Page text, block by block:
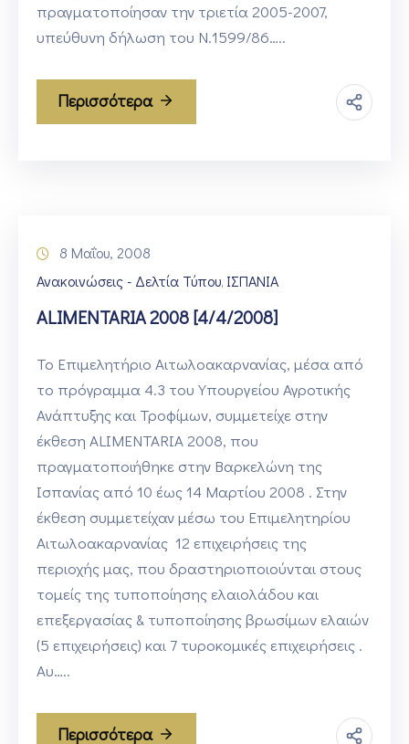
πραγματοποίησαν την τριετία 2005-2007,
υπεύθυνη δήλωση του Ν.1599/86…..
Περισσότερα
8 Μαΐου, 2008
Ανακοινώσεις - Δελτία Τύπου‚ ΙΣΠΑΝΙΑ
ALIMENTARIA 2008 [4/4/2008]
Το Επιμελητήριο Αιτωλοακαρνανίας, μέσα από
το πρόγραμμα 4.3 του Υπουργείου Αγροτικής
Ανάπτυξης και Τροφίμων, συμμετείχε στην
έκθεση ALIMENTARIA 2008, που
πραγματοποιήθηκε στην Βαρκελώνη της
Ισπανίας από 10 έως 14 Μαρτίου 2008 . Στην
έκθεση συμμετείχαν μέσω του Επιμελητηρίου
Αιτωλοακαρνανίας 12 επιχειρήσεις της
περιοχής μας, που δραστηριοποιούνται στους
τομείς της τυποποίησης ελαιολάδου και
επεξεργασίας & τυποποίησης βρωσίμων ελαιών
(5 επιχειρήσεις) και 7 τυροκομικές επιχειρήσεις .
Αυ…..
Περισσότερα